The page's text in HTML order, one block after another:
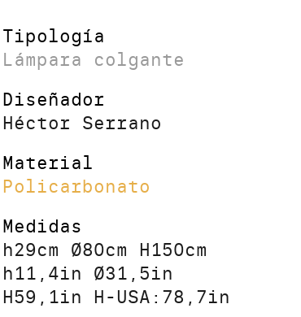
Tipología
Lámpara colgante
Diseñador
Héctor Serrano
Material
Policarbonato
Medidas
h29cm Ø80cm H150cm
h11,4in Ø31,5in
H59,1in H-USA:78,7in